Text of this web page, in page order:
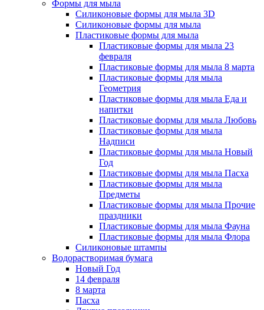
Формы для мыла
Силиконовые формы для мыла 3D
Силиконовые формы для мыла
Пластиковые формы для мыла
Пластиковые формы для мыла 23
февраля
Пластиковые формы для мыла 8 марта
Пластиковые формы для мыла
Геометрия
Пластиковые формы для мыла Еда и
напитки
Пластиковые формы для мыла Любовь
Пластиковые формы для мыла
Надписи
Пластиковые формы для мыла Новый
Год
Пластиковые формы для мыла Пасха
Пластиковые формы для мыла
Предметы
Пластиковые формы для мыла Прочие
праздники
Пластиковые формы для мыла Фауна
Пластиковые формы для мыла Флора
Силиконовые штампы
Водорастворимая бумага
Новый Год
14 февраля
8 марта
Пасха